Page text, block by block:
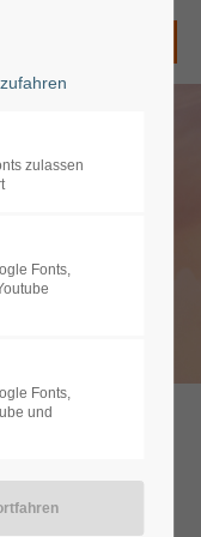
zulassen
Fonts,
Fonts,
und